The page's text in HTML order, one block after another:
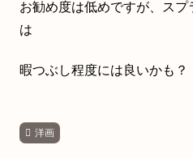
お勧め度は低めですが、ス
は
暇つぶし程度には良いかも？
洋画